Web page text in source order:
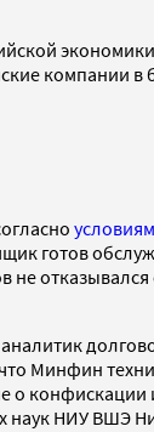
компании
условиям
готов
Минфин
конфискации
наук НИУ ВШЭ